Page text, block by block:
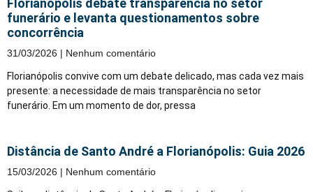
Florianópolis debate transparência no setor
funerário e levanta questionamentos sobre
concorrência
31/03/2026 Nenhum comentário
Florianópolis convive com um debate delicado, mas cada vez mais
presente: a necessidade de mais transparência no setor
funerário. Em um momento de dor, pressa
Distância de Santo André a Florianópolis: Guia 2026
15/03/2026 Nenhum comentário